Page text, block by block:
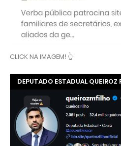
CLICK NA IMAGEM! 👆
DEPUTADO ESTADUAL QUEIROZ